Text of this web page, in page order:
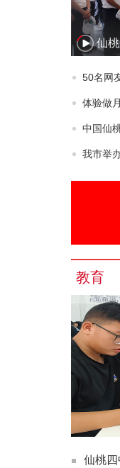
仙
50名网
体验做
中国仙
我市举
教育
仙桃四